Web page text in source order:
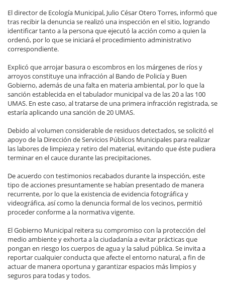
El director de Ecología Municipal, Julio César Otero Torres, informó que
tras recibir la denuncia se realizó una inspección en el sitio, logrando
identificar tanto a la persona que ejecutó la acción como a quien la
ordenó, por lo que se iniciará el procedimiento administrativo
correspondiente.
Explicó que arrojar basura o escombros en los márgenes de ríos y
arroyos constituye una infracción al Bando de Policía y Buen
Gobierno, además de una falta en materia ambiental, por lo que la
sanción establecida en el tabulador municipal va de las 20 a las 100
UMAS. En este caso, al tratarse de una primera infracción registrada, se
estaría aplicando una sanción de 20 UMAS.
Debido al volumen considerable de residuos detectados, se solicitó el
apoyo de la Dirección de Servicios Públicos Municipales para realizar
las labores de limpieza y retiro del material, evitando que éste pudiera
terminar en el cauce durante las precipitaciones.
De acuerdo con testimonios recabados durante la inspección, este
tipo de acciones presuntamente se habían presentado de manera
recurrente, por lo que la existencia de evidencia fotográfica y
videográfica, así como la denuncia formal de los vecinos, permitió
proceder conforme a la normativa vigente.
El Gobierno Municipal reitera su compromiso con la protección del
medio ambiente y exhorta a la ciudadanía a evitar prácticas que
pongan en riesgo los cuerpos de agua y la salud pública. Se invita a
reportar cualquier conducta que afecte el entorno natural, a fin de
actuar de manera oportuna y garantizar espacios más limpios y
seguros para todas y todos.